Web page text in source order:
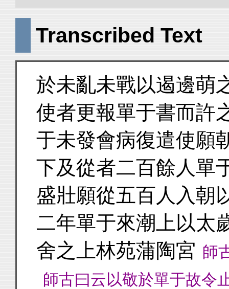
Transcribed Text
於未亂未戰以遏邊萌
使者更報單于書而許
于未發會病復遣使願
下及從者二百餘人單
盛壯願從五百人入朝
二年單于來潮上以太
舍之上林苑蒲陶宮 師
師古曰云以敬於單于故令